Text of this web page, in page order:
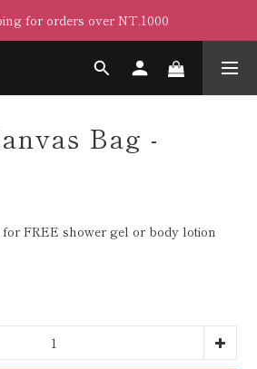
for orders over NT.1000
Bag -
FREE shower gel or body lotion